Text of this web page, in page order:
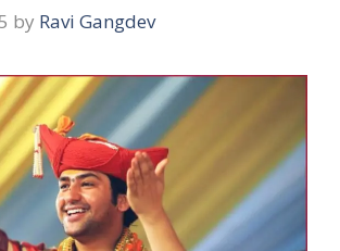
by Ravi Gangdev